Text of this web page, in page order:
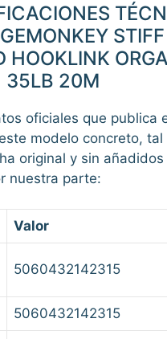
STIFF
HOOKLINK
35LB 20M
oficiales que publica
modelo concreto, tal
original y sin añadidos
nuestra parte:
Valor
5060432142315
5060432142315